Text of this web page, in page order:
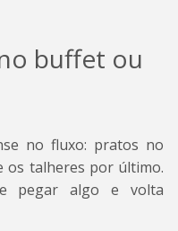
buffet ou
no fluxo: pratos no
os talheres por último.
pegar algo e volta